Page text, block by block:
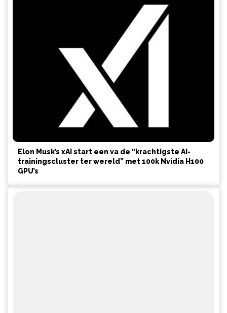
Elon Musk’s xAI start een va de “krachtigste AI-
trainingscluster ter wereld” met 100k Nvidia H100
GPU’s